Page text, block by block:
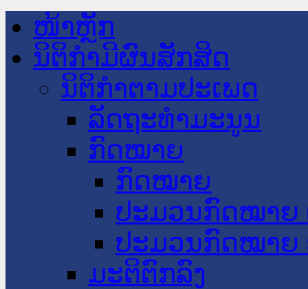
ໜ້າຫຼັກ
ນິຕິກໍາມີຜົນສັກສິດ
ນິຕິກໍາຕາມປະເພດ
ລັດຖະທໍາມະນູນ
ກົດໝາຍ
ກົດໝາຍ
ປະມວນກົດໝາຍ
ປະມວນກົດໝາຍ
ມະຕິຕົກລົງ